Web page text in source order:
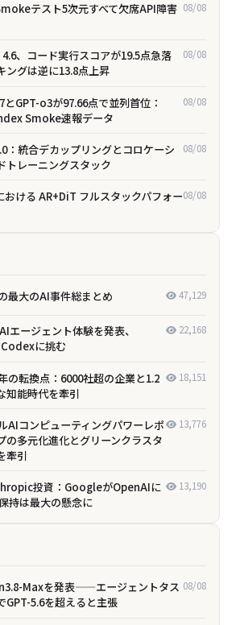
テスト5次元すべて欠席――API障害 08/08
、コード実行スコアが19.5点急落
グは逆に13.8点上昇
08/08
GPT-o3が97.66点で並列首位：
Smoke速報データ
08/08
：統合デカップリングとコロケーシ
トレーニングスタック
08/08
ける AR+DiT フルスタックパフォー08/08
最大のAI事件総まとめ 47,129
エージェント体験を発表、
に挑む
22,168
の転換点：6000社超の企業と1.2
知能時代を牽引
18,151
AIコンピューティングパワーレポ
の多元化進化とグリーンクラスタ
牽引
13,776
投資：GoogleがOpenAIに
持は最大の懸念に
13,190
Maxを発表——エージェントタス
GPT-5.6を超えると主張
08/08